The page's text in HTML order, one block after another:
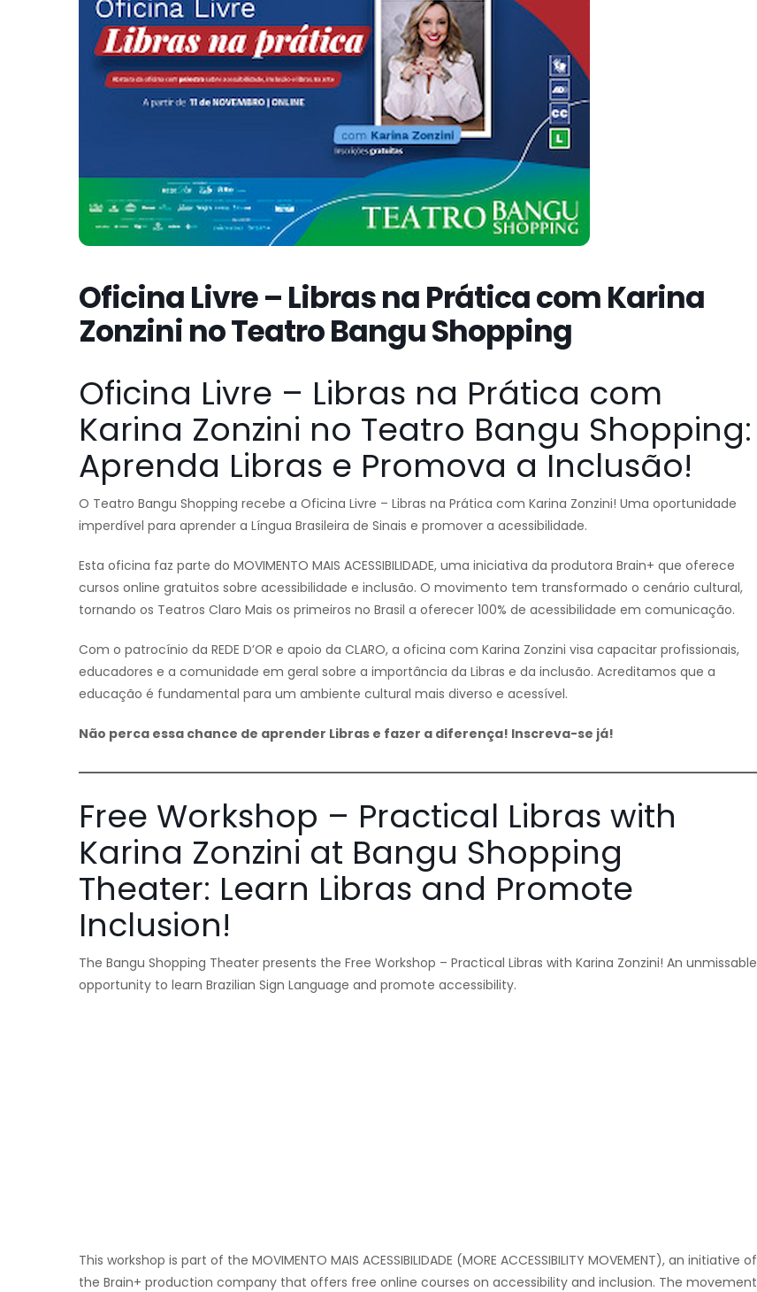
Oficina Livre – Libras na Prática com Karina
Zonzini no Teatro Bangu Shopping
Oficina Livre – Libras na Prática com
Karina Zonzini no Teatro Bangu Shopping:
Aprenda Libras e Promova a Inclusão!
O Teatro Bangu Shopping recebe a Oficina Livre – Libras na Prática com Karina Zonzini! Uma oportunidade
imperdível para aprender a Língua Brasileira de Sinais e promover a acessibilidade.
Esta oficina faz parte do MOVIMENTO MAIS ACESSIBILIDADE, uma iniciativa da produtora Brain+ que oferece
cursos online gratuitos sobre acessibilidade e inclusão. O movimento tem transformado o cenário cultural,
tornando os Teatros Claro Mais os primeiros no Brasil a oferecer 100% de acessibilidade em comunicação.
Com o patrocínio da REDE D’OR e apoio da CLARO, a oficina com Karina Zonzini visa capacitar profissionais,
educadores e a comunidade em geral sobre a importância da Libras e da inclusão. Acreditamos que a
educação é fundamental para um ambiente cultural mais diverso e acessível.
Não perca essa chance de aprender Libras e fazer a diferença! Inscreva-se já!
Free Workshop – Practical Libras with
Karina Zonzini at Bangu Shopping
Theater: Learn Libras and Promote
Inclusion!
The Bangu Shopping Theater presents the Free Workshop – Practical Libras with Karina Zonzini! An unmissable
opportunity to learn Brazilian Sign Language and promote accessibility.
This workshop is part of the MOVIMENTO MAIS ACESSIBILIDADE (MORE ACCESSIBILITY MOVEMENT), an initiative of
the Brain+ production company that offers free online courses on accessibility and inclusion. The movement